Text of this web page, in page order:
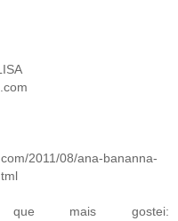
2011/08/ana-bananna-
mais gostei: